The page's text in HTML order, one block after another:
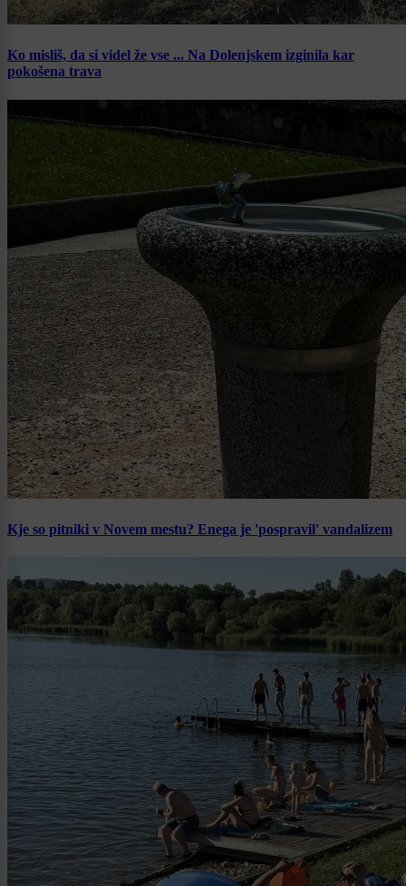
Ko misliš, da si videl že vse ... Na Dolenjskem izginila kar
pokošena trava
Kje so pitniki v Novem mestu? Enega je 'pospravil' vandalizem